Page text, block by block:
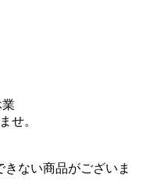
せ。
ない商品がございま